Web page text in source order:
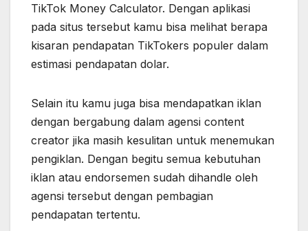
TikTok Money Calculator. Dengan aplikasi
pada situs tersebut kamu bisa melihat berapa
kisaran pendapatan TikTokers populer dalam
estimasi pendapatan dolar.
Selain itu kamu juga bisa mendapatkan iklan
dengan bergabung dalam agensi content
creator jika masih kesulitan untuk menemukan
pengiklan. Dengan begitu semua kebutuhan
iklan atau endorsemen sudah dihandle oleh
agensi tersebut dengan pembagian
pendapatan tertentu.